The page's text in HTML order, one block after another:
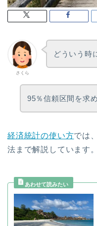
さくら
どういう時
95％信頼区間を求
経済統計の使い方では
法まで解説しています。